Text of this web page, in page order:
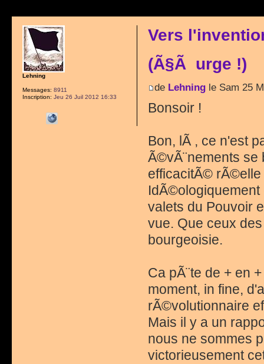
Vers
(Ã§Ã urge !)
de Lehningle Sam 25
Bonsoir !
Bon, lÃ , ce n'est
Ã©vÃ¨nements se
efficacitÃ© rÃ©elle
valets du Pouvoir
vue. Que ceux
bourgeoisie.
Ca pÃ¨te de + en
moment, in fine,
rÃ©volutionnaire
Mais il y a un
nous ne sommes
victorieusement
Lehning
Messages: 8911
Inscription: Jeu 26 Juil 2012 16:33